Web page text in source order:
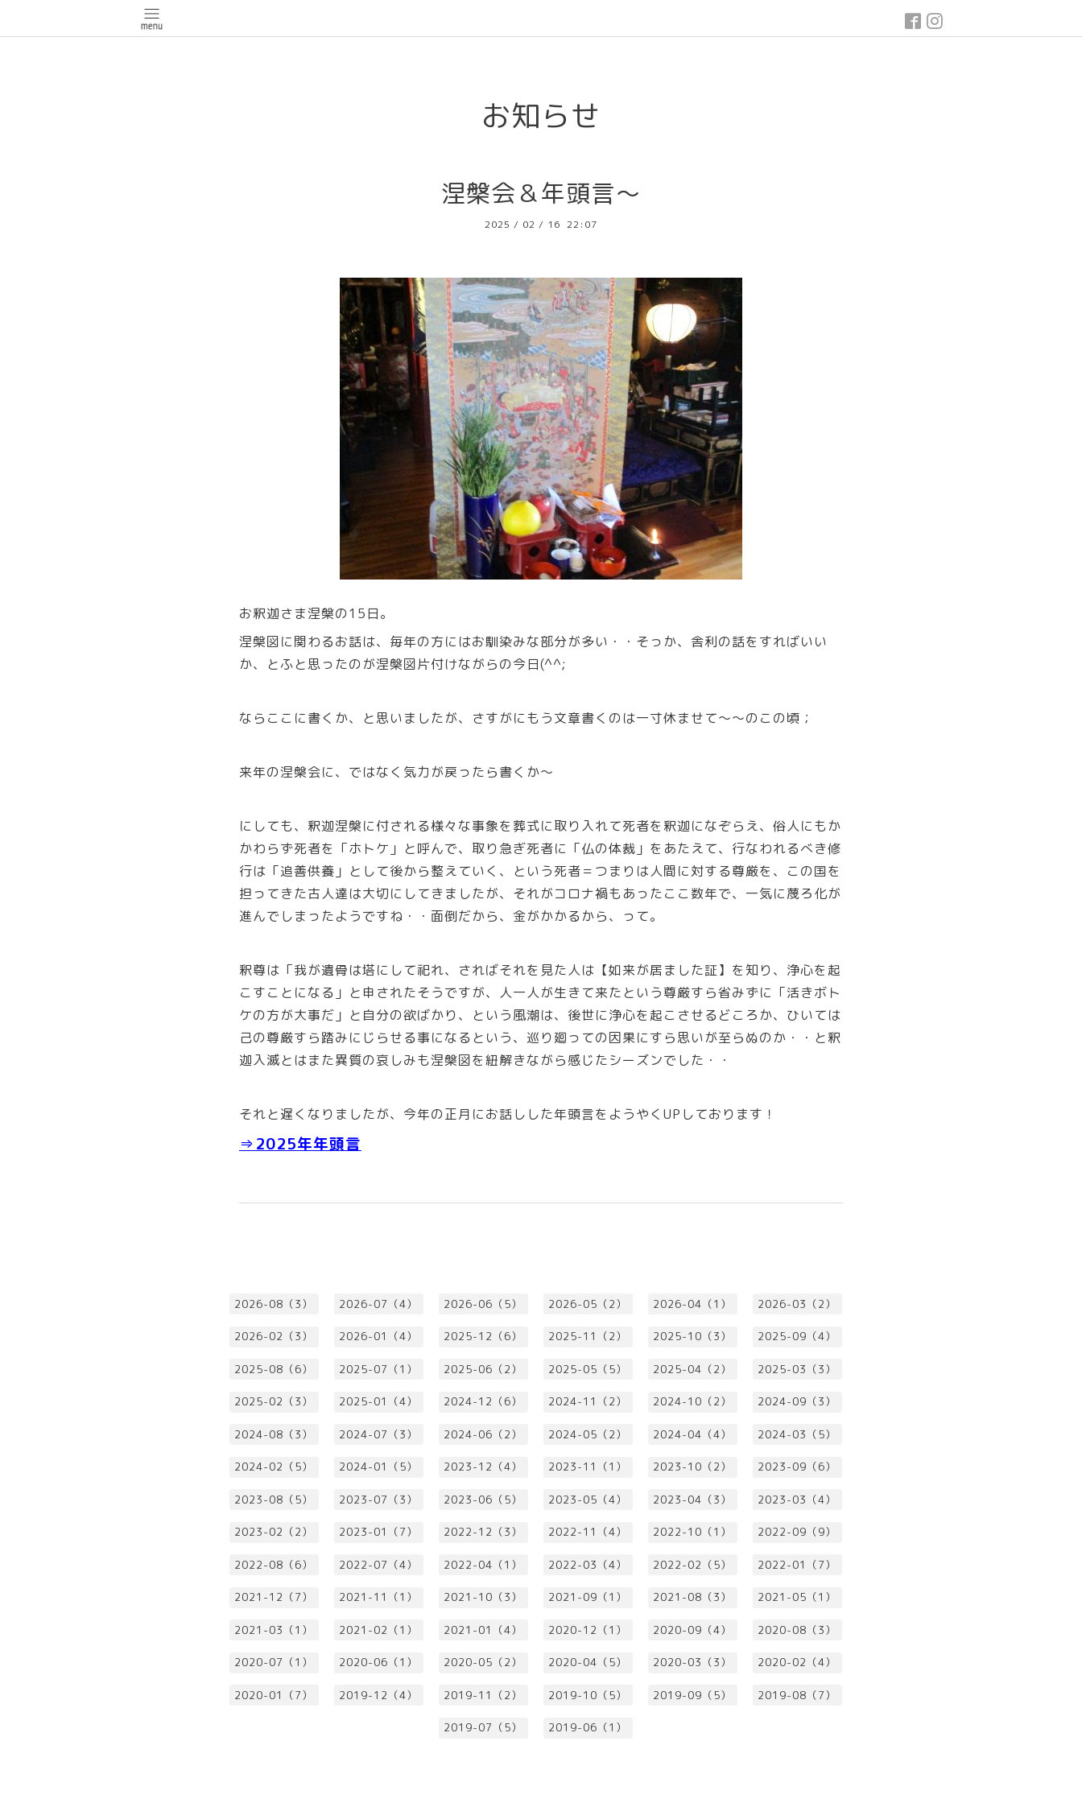
google-site-verification: google03647e12badb45de.html
お知らせ
涅槃会＆年頭言～
2025 / 02 / 16 22:07
お釈迦さま涅槃の15日。
涅槃図に関わるお話は、毎年の方にはお馴染みな部分が多い・・そっか、舎利の話をすればいい
か、とふと思ったのが涅槃図片付けながらの今日(^^;
ならここに書くか、と思いましたが、さすがにもう文章書くのは一寸休ませて～～のこの頃；
来年の涅槃会に、ではなく気力が戻ったら書くか～
にしても、釈迦涅槃に付される様々な事象を葬式に取り入れて死者を釈迦になぞらえ、俗人にもか
かわらず死者を「ホトケ」と呼んで、取り急ぎ死者に「仏の体裁」をあたえて、行なわれるべき修
行は「追善供養」として後から整えていく、という死者＝つまりは人間に対する尊厳を、この国を
担ってきた古人達は大切にしてきましたが、それがコロナ禍もあったここ数年で、一気に蔑ろ化が
進んでしまったようですね・・面倒だから、金がかかるから、って。
釈尊は「我が遺骨は塔にして祀れ、さればそれを見た人は【如来が居ました証】を知り、浄心を起
こすことになる」と申されたそうですが、人一人が生きて来たという尊厳すら省みずに「活きボト
ケの方が大事だ」と自分の欲ばかり、という風潮は、後世に浄心を起こさせるどころか、ひいては
己の尊厳すら踏みにじらせる事になるという、巡り廻っての因果にすら思いが至らぬのか・・と釈
迦入滅とはまた異質の哀しみも涅槃図を紐解きながら感じたシーズンでした・・
それと遅くなりましたが、今年の正月にお話しした年頭言をようやくUPしております！
⇒2025年年頭言
2026-08（3） 2026-07（4） 2026-06（5） 2026-05（2） 2026-04（1） 2026-03（2）
2026-02（3） 2026-01（4） 2025-12（6） 2025-11（2） 2025-10（3） 2025-09（4）
2025-08（6） 2025-07（1） 2025-06（2） 2025-05（5） 2025-04（2） 2025-03（3）
2025-02（3） 2025-01（4） 2024-12（6） 2024-11（2） 2024-10（2） 2024-09（3）
2024-08（3） 2024-07（3） 2024-06（2） 2024-05（2） 2024-04（4） 2024-03（5）
2024-02（5） 2024-01（5） 2023-12（4） 2023-11（1） 2023-10（2） 2023-09（6）
2023-08（5） 2023-07（3） 2023-06（5） 2023-05（4） 2023-04（3） 2023-03（4）
2023-02（2） 2023-01（7） 2022-12（3） 2022-11（4） 2022-10（1） 2022-09（9）
2022-08（6） 2022-07（4） 2022-04（1） 2022-03（4） 2022-02（5） 2022-01（7）
2021-12（7） 2021-11（1） 2021-10（3） 2021-09（1） 2021-08（3） 2021-05（1）
2021-03（1） 2021-02（1） 2021-01（4） 2020-12（1） 2020-09（4） 2020-08（3）
2020-07（1） 2020-06（1） 2020-05（2） 2020-04（5） 2020-03（3） 2020-02（4）
2020-01（7） 2019-12（4） 2019-11（2） 2019-10（5） 2019-09（5） 2019-08（7）
2019-07（5） 2019-06（1）